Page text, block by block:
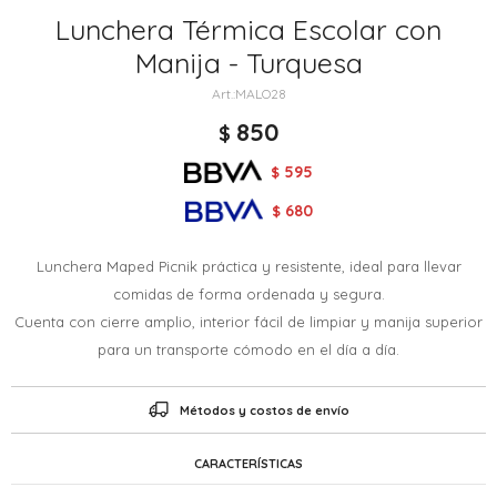
Lunchera Térmica Escolar con
Manija - Turquesa
MALO28
$ 850
$ 595
$ 680
Lunchera Maped Picnik práctica y resistente, ideal para llevar
comidas de forma ordenada y segura.
Cuenta con cierre amplio, interior fácil de limpiar y manija superior
para un transporte cómodo en el día a día.
Métodos y costos de envío
CARACTERÍSTICAS